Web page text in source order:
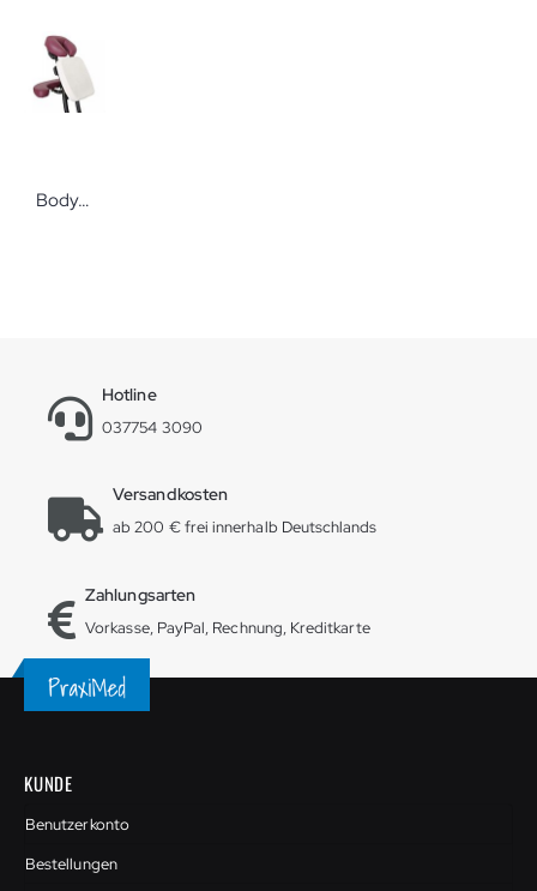
Bodynova Universalbezug Frottee natur
Hotline
037754 3090
Versandkosten
ab 200 € frei innerhalb Deutschlands
Zahlungsarten
Vorkasse, PayPal, Rechnung, Kreditkarte
KUNDE
Benutzerkonto
Bestellungen